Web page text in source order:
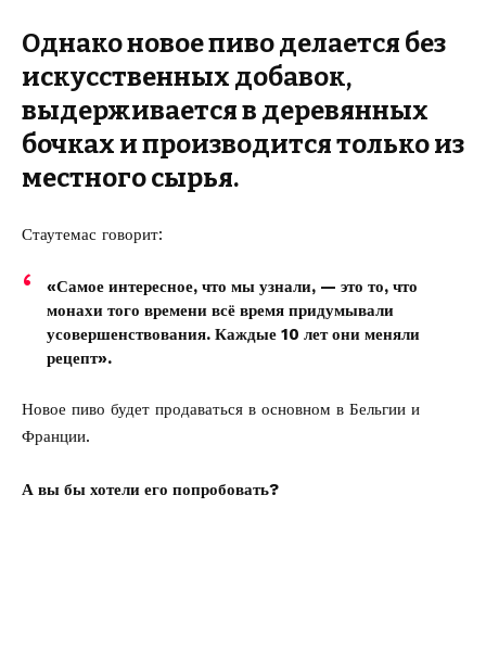
Однако новое пиво делается без
искусственных добавок,
выдерживается в деревянных
бочках и производится только из
местного сырья.
Стаутемас говорит:
«Самое интересное, что мы узнали, — это то, что
монахи того времени всё время придумывали
усовершенствования. Каждые 10 лет они меняли
рецепт».
Новое пиво будет продаваться в основном в Бельгии и
Франции.
А вы бы хотели его попробовать?